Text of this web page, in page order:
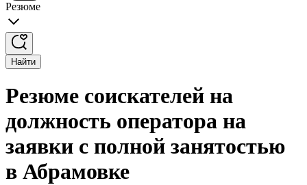
Резюме
Найти
Резюме соискателей на
должность оператора на
заявки с полной занятостью
в Абрамовке